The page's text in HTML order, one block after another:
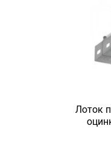
Лоток